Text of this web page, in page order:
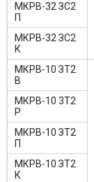
МКРВ-32 ЗС2
П
МКРВ-32 ЗС2
К
МКРВ-10 ЗТ2
В
МКРВ-10 3Т2
Р
МКРВ-10 ЗТ2
П
МКРВ-10 ЗТ2
К